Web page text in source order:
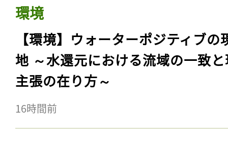
環境
【環境】ウォーターポジティブの
地 ～水還元における流域の一致
主張の在り方～
16時間前